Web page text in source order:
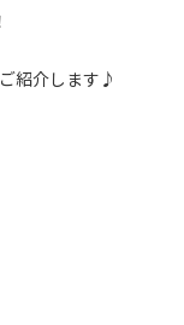
紹介します♪